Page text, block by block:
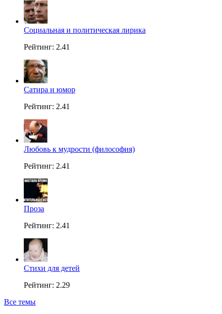
Социальная и политическая лирика
Рейтинг: 2.41
Сатира и юмор
Рейтинг: 2.41
Любовь к мудрости (философия)
Рейтинг: 2.41
Проза
Рейтинг: 2.41
Стихи для детей
Рейтинг: 2.29
Все темы